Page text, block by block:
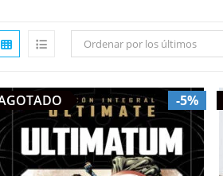
Ordenar por los últimos
-5%